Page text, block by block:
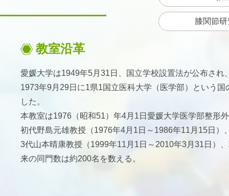
膝関節
教室沿革
愛媛大学は1949年5月31日、国立学校設置法が公布さ
1973年9月29日に1県1国立医科大学（医学部）という
した。
本教室は1976（昭和51）年4月1日愛媛大学医学部整形
初代野島元雄教授（1976年4月1日～1986年11月15日
3代山本晴康教授（1999年11月1日～2010年3月31日）
来の同門数は約200名を数える。